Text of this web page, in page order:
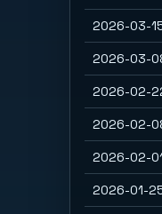
2026-03-
2026-03-
2026-02-
2026-02-
2026-02-
2026-01-